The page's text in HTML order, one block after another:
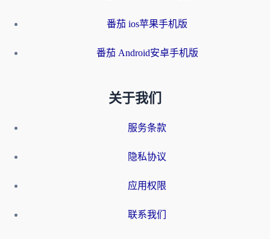
番茄 ios苹果手机版
番茄 Android安卓手机版
关于我们
服务条款
隐私协议
应用权限
联系我们